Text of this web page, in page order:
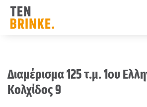
content
Διαμέρισμα 125 τ.μ. 1ου
Κολχίδος 9